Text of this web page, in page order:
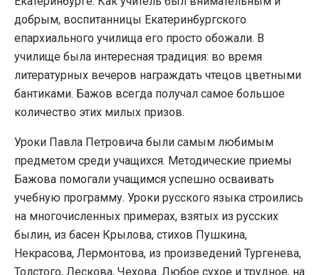
добрым, воспитанницы Екатеринбургского
епархиального училища его просто обожали. В
училище была интересная традиция: во время
литературных вечеров награждать чтецов цветными
бантиками. Бажов всегда получал самое большое
количество этих милых призов.
Уроки Павла Петровича были самым любимым
предметом среди учащихся. Методические приемы
Бажова помогали учащимся успешно осваивать
учебную программу. Уроки русского языка строились
на многочисленных примерах, взятых из русских
былин, из басен Крылова, стихов Пушкина,
Некрасова, Лермонтова, из произведений Тургенева,
Толстого, Лескова, Чехова. Любое сухое и трудное, на